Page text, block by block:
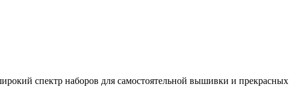
спектр наборов для самостоятельной вышивки и прекрасных